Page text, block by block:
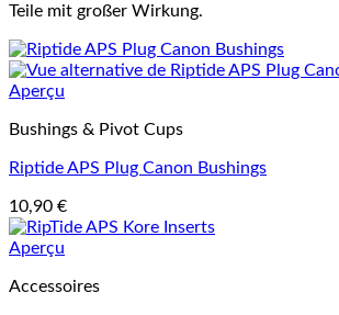
Teile mit großer Wirkung.
Aperçu
Bushings & Pivot Cups
Riptide APS Plug Canon Bushings
10,90 €
Aperçu
Accessoires